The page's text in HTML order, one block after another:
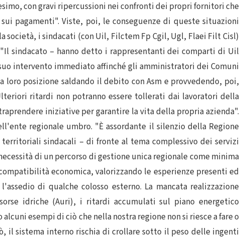
con gravi ripercussioni nei confronti dei propri fornitori che
pagamenti". Viste, poi, le conseguenze di queste situazioni
i sindacati (con Uil, Filctem Fp Cgil, Ugl, Flaei Filt Cisl)
sindacato – hanno detto i rappresentanti dei comparti di Uil
intervento immediato affinché gli amministratori dei Comuni
posizione saldando il debito con Asm e provvedendo, poi,
ritardi non potranno essere tollerati dai lavoratori della
iniziative per garantire la vita della propria azienda".
regionale umbro. "È assordante il silenzio della Regione
sindacali – di fronte al tema complessivo dei servizi
di un percorso di gestione unica regionale come minima
economica, valorizzando le esperienze presenti ed
di qualche colosso esterno. La mancata realizzazione
idriche (Auri), i ritardi accumulati sul piano energetico
esempi di ciò che nella nostra regione non si riesce a fare o
il sistema interno rischia di crollare sotto il peso delle ingenti